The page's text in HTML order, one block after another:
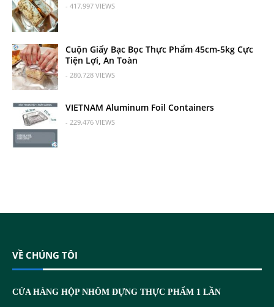
- 417.997 VIEWS
Cuộn Giấy Bạc Bọc Thực Phẩm 45cm-5kg Cực
Tiện Lợi, An Toàn
- 280.728 VIEWS
VIETNAM Aluminum Foil Containers
- 229.476 VIEWS
VỀ CHÚNG TÔI
CỬA HÀNG HỘP NHÔM ĐỰNG THỰC PHẨM 1 LẦN